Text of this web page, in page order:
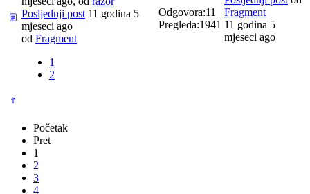
Posljednji post 11 godina 5
mjeseci ago
od Fragment
1
2
Odgovora:11
Pregleda:1941
Fragment
11 godina 5
mjeseci ago
Početak
Pret
1
2
3
4